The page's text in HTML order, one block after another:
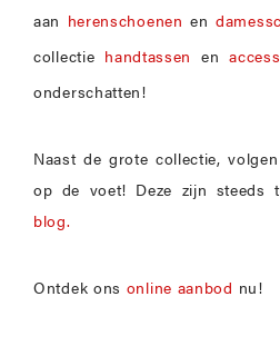
aan herenschoenen en
collectie handtassen en
onderschatten!
Naast de grote collectie,
op de voet! Deze zijn steeds
blog.
Ontdek ons online aanbod nu!